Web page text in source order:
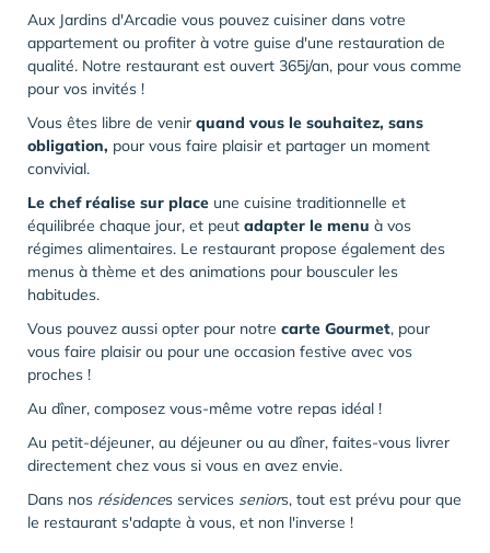
Aux Jardins d'Arcadie vous pouvez cuisiner dans votre
appartement ou profiter à votre guise d'une restauration de
qualité. Notre restaurant est ouvert 365j/an, pour vous comme
pour vos invités !
Vous êtes libre de venir quand vous le souhaitez, sans
obligation, pour vous faire plaisir et partager un moment
convivial.
Le chef réalise sur place une cuisine traditionnelle et
équilibrée chaque jour, et peut adapter le menu à vos
régimes alimentaires. Le restaurant propose également des
menus à thème et des animations pour bousculer les
habitudes.
Vous pouvez aussi opter pour notre carte Gourmet, pour
vous faire plaisir ou pour une occasion festive avec vos
proches !
Au dîner, composez vous-même votre repas idéal !
Au petit-déjeuner, au déjeuner ou au dîner, faites-vous livrer
directement chez vous si vous en avez envie.
Dans nos résidences services seniors, tout est prévu pour que
le restaurant s'adapte à vous, et non l'inverse !